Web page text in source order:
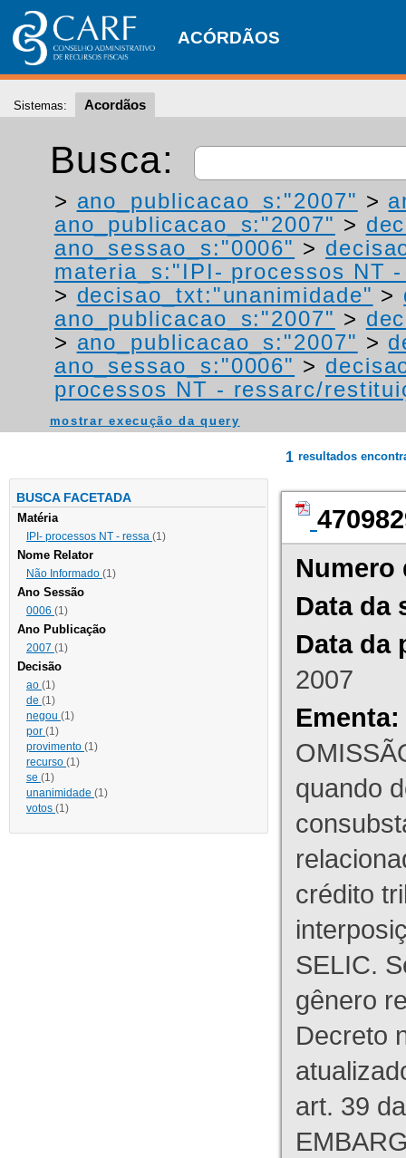
ACÓRDÃOS
Sistemas: Acordãos
Busca:
> ano_publicacao_s:"2007" >
ano_publicacao_s:"2007" >
ano_sessao_s:"0006" >
materia_s:"IPI- processos NT
> decisao_txt:"unanimidade" >
ano_publicacao_s:"2007" >
> ano_publicacao_s:"2007" >
ano_sessao_s:"0006" >
processos NT - ressarc/
mostrar execução da query
BUSCA FACETADA
Matéria
IPI- processos NT - ressa (1)
Nome Relator
Não Informado (1)
Ano Sessão
0006 (1)
Ano Publicação
2007 (1)
Decisão
ao (1)
de (1)
negou (1)
por (1)
provimento (1)
recurso (1)
se (1)
unanimidade (1)
votos (1)
1 resultados
Numero
Data da
Data da
2007
Ementa:
quando
crédito
SELIC.
gênero
Decreto
art. 39